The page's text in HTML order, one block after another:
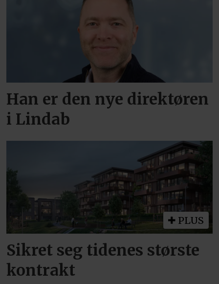
Han er den nye direktøren
i Lindab
PLUS
Sikret seg tidenes største
kontrakt